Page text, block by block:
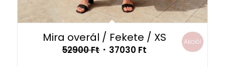
Mira overál / Fekete / XS
52900Ft Original
37030 Ft
Akció!